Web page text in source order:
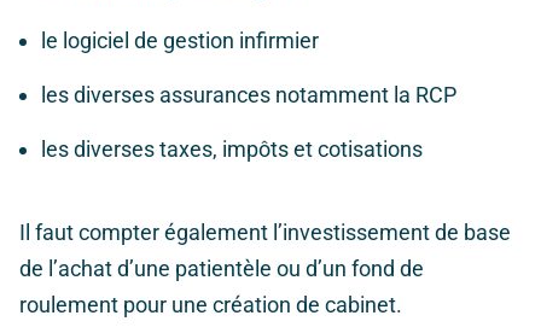
le logiciel de gestion infirmier
les diverses assurances notamment la RCP
les diverses taxes, impôts et cotisations
Il faut compter également l’investissement de base
de l’achat d’une patientèle ou d’un fond de
roulement pour une création de cabinet.